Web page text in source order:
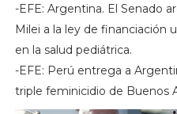
-EFE: Argentina. El Senado
Milei a la ley de financiación
en la salud pediátrica.
-EFE: Perú entrega a
triple feminicidio de Buenos